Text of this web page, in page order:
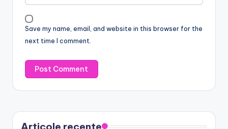
Save my name, email, and website in this browser for the
next time I comment.
Articole recente